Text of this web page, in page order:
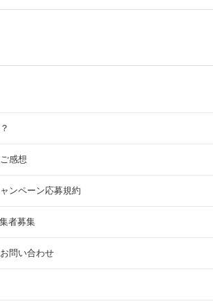
感想
ンペーン応募規約
者募集
問い合わせ